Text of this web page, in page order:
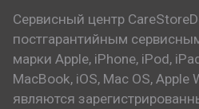
Сервисный центр
постгарантийным
марки Apple, iPhone, iPod,
MacBook, iOS, Mac OS, Apple
являются